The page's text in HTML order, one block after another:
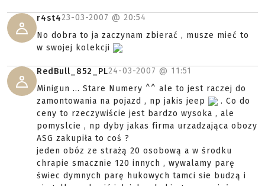
r4st423-03-2007 @ 20:54
No dobra to ja zaczynam zbierać , musze mieć to
w swojej kolekcji
RedBull_852_PL24-03-2007 @ 11:51
Minigun ... Stare Numery ^^ ale to jest raczej do
zamontowania na pojazd , np jakis jeep
. Co do
ceny to rzeczywiście jest bardzo wysoka , ale
pomyslcie , np dyby jakas firma urzadzająca obozy
ASG zakupiła to coś ?
jeden obóz ze strażą 20 osobową a w środku
chrapie smacznie 120 innych , wywalamy parę
świec dymnych parę hukowych tamci sie budzą i